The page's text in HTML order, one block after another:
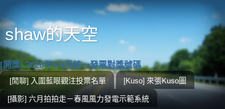
shaw的天空
[開獎] 2026年5-6月統一發票對獎號碼
[閒聊] 入圍藍眼觀注投票名單 [Kuso] 來張Kuso圖
[攝影] 六月拍拍走－春風風力發電示範系統